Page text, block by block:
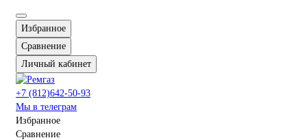
Избранное
Сравнение
Личный кабинет
+7 (812)642-50-93
Мы в телеграм
Избранное
Сравнение